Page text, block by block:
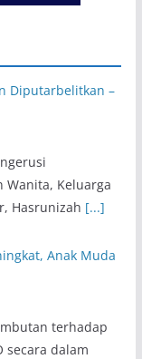
Diputarbelitkan –
Wanita, Keluarga
Hasrunizah [...]
Anak Muda
terhadap
secara dalam